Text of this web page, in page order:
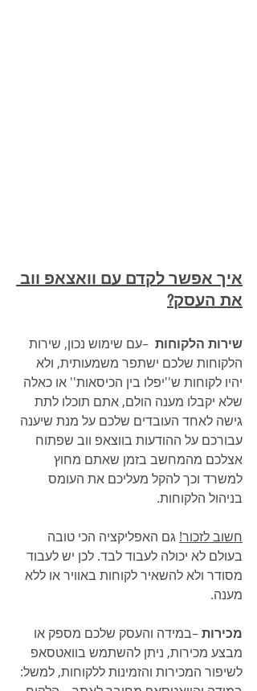
איך אפשר לקדם עם וואצאפ ווב
את העסק?
שירות הלקוחות –עם שימוש נכון, שירות
הלקוחות שלכם ישתפר משמעותית, ולא
יהיו לקוחות ש''יפלו בין הכיסאות'' או כאלה
שלא יקבלו מענה הולם, אתם תוכלו לתת
גישה לאחד העובדים שלכם על מנת שיענה
עבורכם על ההודעות בווצאפ ווב שפתוח
אצלכם מהמחשב בזמן שאתם מחוץ
למשרד וכך להקל מעליכם את העומס
בניהול הלקוחות.
חשוב לזכור! גם האפליקציה הכי טובה
בעולם לא יכולה לעבוד לבד. לכן יש לעבוד
מסודר ולא להשאיר לקוחות באוויר או ללא
מענה.
מכירות –במידה והעסק שלכם מספק או
מבצע מכירות, ניתן להשתמש בוואטסאפ
לשיפור המכירות והזמינות ללקוחות, למשל: